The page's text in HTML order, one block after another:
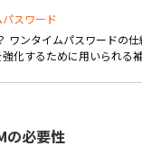
スワード
ワンタイムパスワードの
化するために用いられ
の必要性